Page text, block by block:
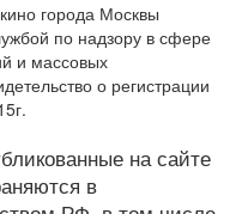
города Москвы
по надзору в сфере
и массовых
о регистрации
на сайте
в